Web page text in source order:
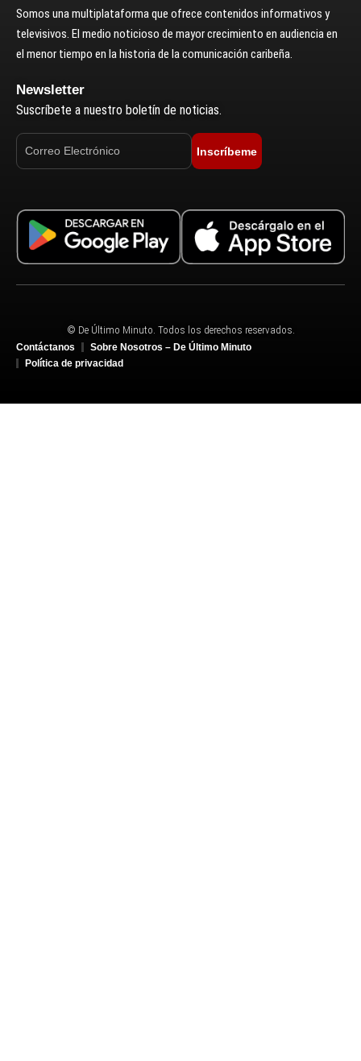
Somos una multiplataforma que ofrece contenidos informativos y
televisivos. El medio noticioso de mayor crecimiento en audiencia en
el menor tiempo en la historia de la comunicación caribeña.
Newsletter
Suscríbete a nuestro boletín de noticias.
Inscríbeme
© De Último Minuto. Todos los derechos reservados.
Contáctanos
Sobre Nosotros – De Último Minuto
Política de privacidad